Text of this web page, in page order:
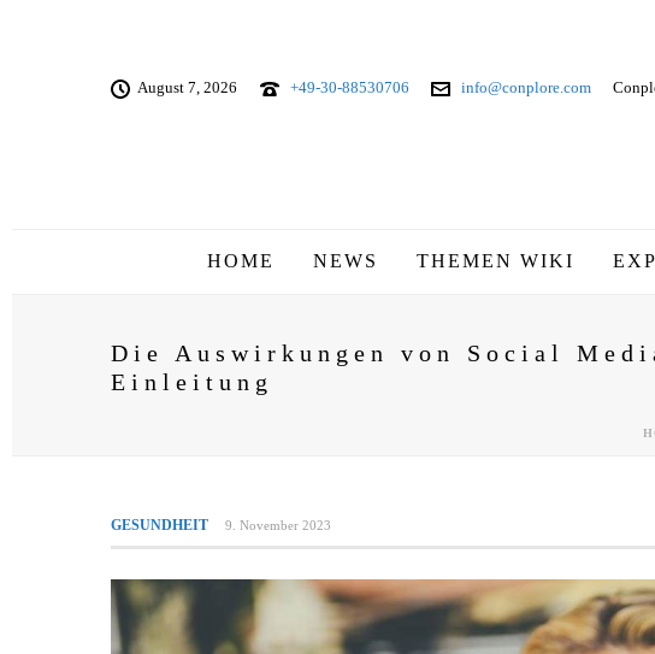
August 7, 2026 +49-30-88530706 info@conplore.com
HOME NEWS THEMEN WIKI
Die Auswirkungen von Social
Einleitung
GESUNDHEIT 9. November 2023